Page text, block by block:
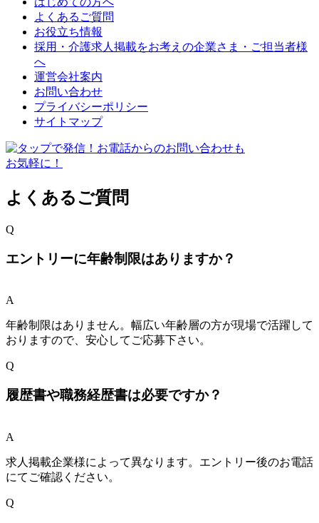
よくあるご質問
お役立ち情報
採用・介護求人掲載をお考えの企業さま・ご担当者様
へ
運営会社案内
お問い合わせ
プライバシーポリシー
サイトマップ
よくあるご質問
Q
エントリーに年齢制限はありますか？
A
年齢制限はありません。幅広い年齢層の方が現場で活躍して
おりますので、安心してご応募下さい。
Q
履歴書や職務経歴書は必要ですか？
A
求人掲載企業様によって異なります。エントリー後のお電話
にてご確認ください。
Q